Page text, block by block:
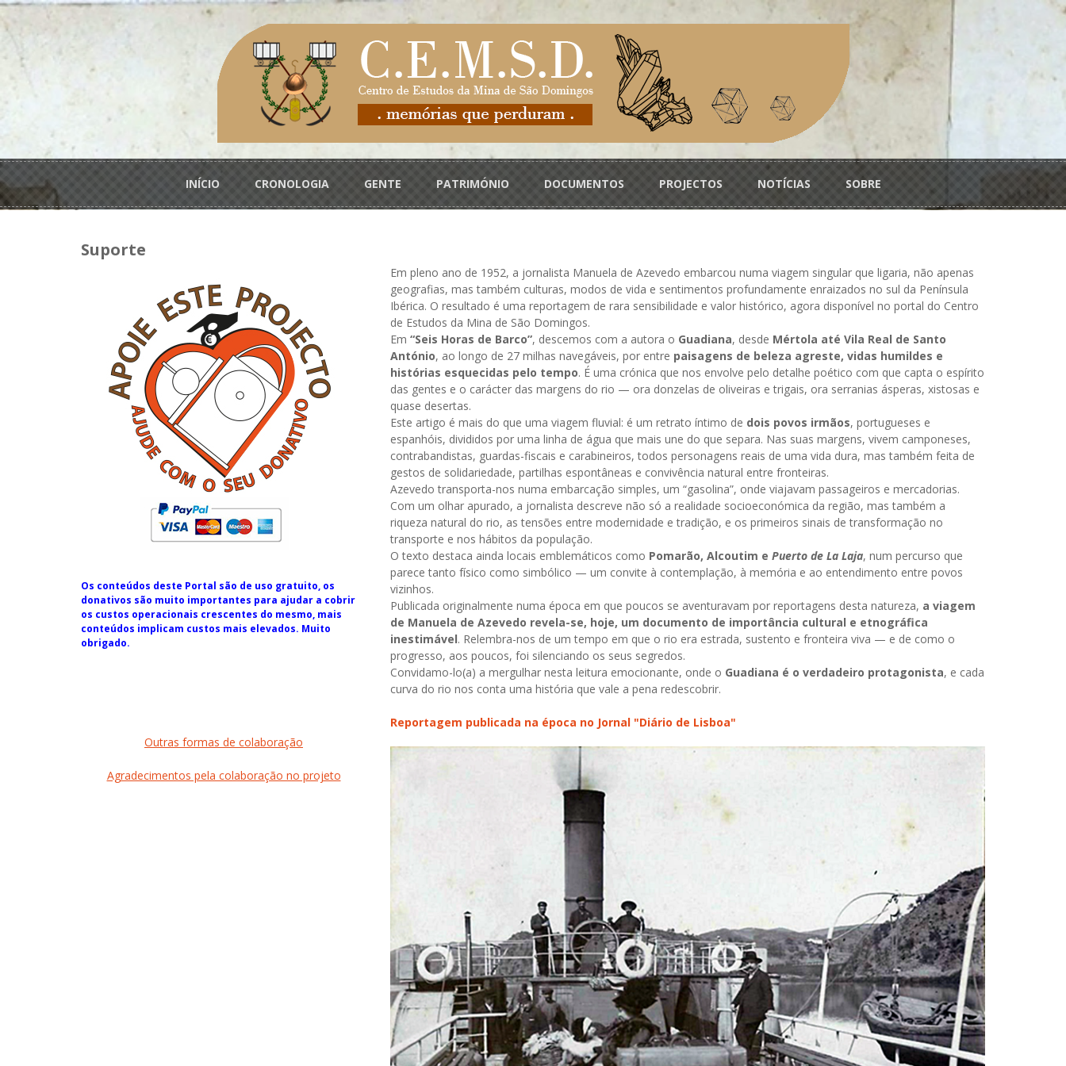
Passar para o conteúdo principal
Menu principal INÍCIO CRONOLOGIA GENTE PATRIMÓNIO DOCUMENTOS PROJECTOS NOTÍCIAS SOBRE
Suporte
Os conteúdos deste Portal são de uso gratuito, os
donativos são muito importantes para ajudar a cobrir
os custos operacionais crescentes do mesmo, mais
conteúdos implicam custos mais elevados. Muito
obrigado.
Outras formas de colaboração
Agradecimentos pela colaboração no projeto
Em pleno ano de 1952, a jornalista Manuela de Azevedo embarcou numa viagem singular que ligaria, não apenas
geografias, mas também culturas, modos de vida e sentimentos profundamente enraizados no sul da Península
Ibérica. O resultado é uma reportagem de rara sensibilidade e valor histórico, agora disponível no portal do Centro
de Estudos da Mina de São Domingos.
Em “Seis Horas de Barco”, descemos com a autora o Guadiana, desde Mértola até Vila Real de Santo
António, ao longo de 27 milhas navegáveis, por entre paisagens de beleza agreste, vidas humildes e
histórias esquecidas pelo tempo. É uma crónica que nos envolve pelo detalhe poético com que capta o espírito
das gentes e o carácter das margens do rio — ora donzelas de oliveiras e trigais, ora serranias ásperas, xistosas e
quase desertas.
Este artigo é mais do que uma viagem fluvial: é um retrato íntimo de dois povos irmãos, portugueses e
espanhóis, divididos por uma linha de água que mais une do que separa. Nas suas margens, vivem camponeses,
contrabandistas, guardas-fiscais e carabineiros, todos personagens reais de uma vida dura, mas também feita de
gestos de solidariedade, partilhas espontâneas e convivência natural entre fronteiras.
Azevedo transporta-nos numa embarcação simples, um “gasolina”, onde viajavam passageiros e mercadorias.
Com um olhar apurado, a jornalista descreve não só a realidade socioeconómica da região, mas também a
riqueza natural do rio, as tensões entre modernidade e tradição, e os primeiros sinais de transformação no
transporte e nos hábitos da população.
O texto destaca ainda locais emblemáticos como Pomarão, Alcoutim e Puerto de La Laja, num percurso que
parece tanto físico como simbólico — um convite à contemplação, à memória e ao entendimento entre povos
vizinhos.
Publicada originalmente numa época em que poucos se aventuravam por reportagens desta natureza, a viagem
de Manuela de Azevedo revela-se, hoje, um documento de importância cultural e etnográfica
inestimável. Relembra-nos de um tempo em que o rio era estrada, sustento e fronteira viva — e de como o
progresso, aos poucos, foi silenciando os seus segredos.
Convidamo-lo(a) a mergulhar nesta leitura emocionante, onde o Guadiana é o verdadeiro protagonista, e cada
curva do rio nos conta uma história que vale a pena redescobrir.
Reportagem publicada na época no Jornal "Diário de Lisboa"